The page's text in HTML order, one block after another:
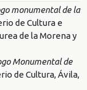
monumental de la
de Cultura e
de la Morena y
Monumental de
de Cultura, Ávila,